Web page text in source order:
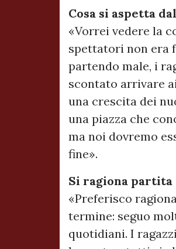
Cosa si aspetta
«Vorrei vedere la
spettatori non era
partendo male, i
scontato arrivare
una crescita dei
una piazza che
ma noi dovremo
fine».
Si ragiona partita
«Preferisco
termine: seguo
quotidiani. I